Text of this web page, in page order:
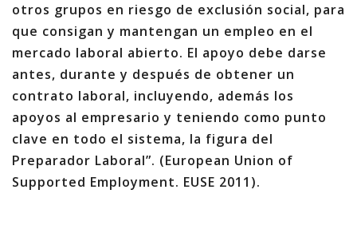
otros grupos en riesgo de exclusión social, para
que consigan y mantengan un empleo en el
mercado laboral abierto. El apoyo debe darse
antes, durante y después de obtener un
contrato laboral, incluyendo, además los
apoyos al empresario y teniendo como punto
clave en todo el sistema, la figura del
Preparador Laboral”. (European Union of
Supported Employment. EUSE 2011).